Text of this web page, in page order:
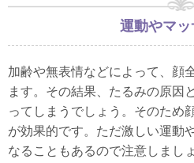
運動やマ
加齢や無表情などによって、顔
ます。その結果、たるみの原因
ってしまうでしょう。そのため
が効果的です。ただ激しい運動
なることもあるので注意しまし